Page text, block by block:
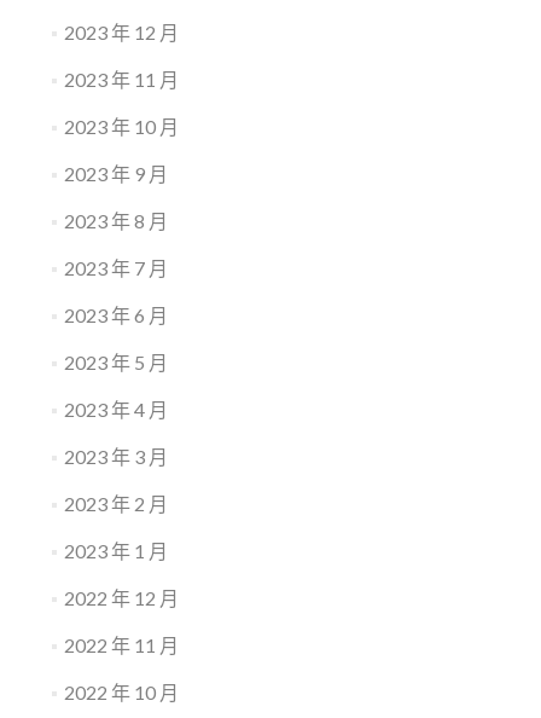
2023 年 12 月
2023 年 11 月
2023 年 10 月
2023 年 9 月
2023 年 8 月
2023 年 7 月
2023 年 6 月
2023 年 5 月
2023 年 4 月
2023 年 3 月
2023 年 2 月
2023 年 1 月
2022 年 12 月
2022 年 11 月
2022 年 10 月